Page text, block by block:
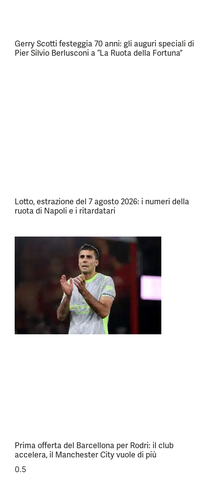
Gerry Scotti festeggia 70 anni: gli auguri speciali di
Pier Silvio Berlusconi a “La Ruota della Fortuna”
Lotto, estrazione del 7 agosto 2026: i numeri della
ruota di Napoli e i ritardatari
Prima offerta del Barcellona per Rodri: il club
accelera, il Manchester City vuole di più